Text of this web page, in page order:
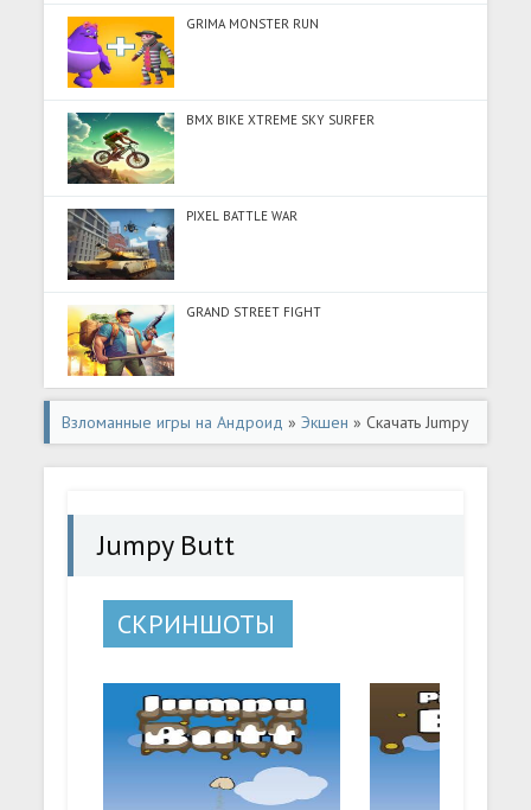
GRIMA MONSTER RUN
BMX BIKE XTREME SKY SURFER
PIXEL BATTLE WAR
GRAND STREET FIGHT
Взломанные игры на Андроид »Экшен » Скачать Jumpy
Butt (Разблокировано все) на Андроид
Jumpy Butt
СКРИНШОТЫ